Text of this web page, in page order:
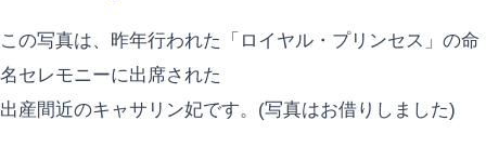
この写真は、昨年行われた「ロイヤル・プリンセス」の命
名セレモニーに出席された
出産間近のキャサリン妃です。(写真はお借りしました)